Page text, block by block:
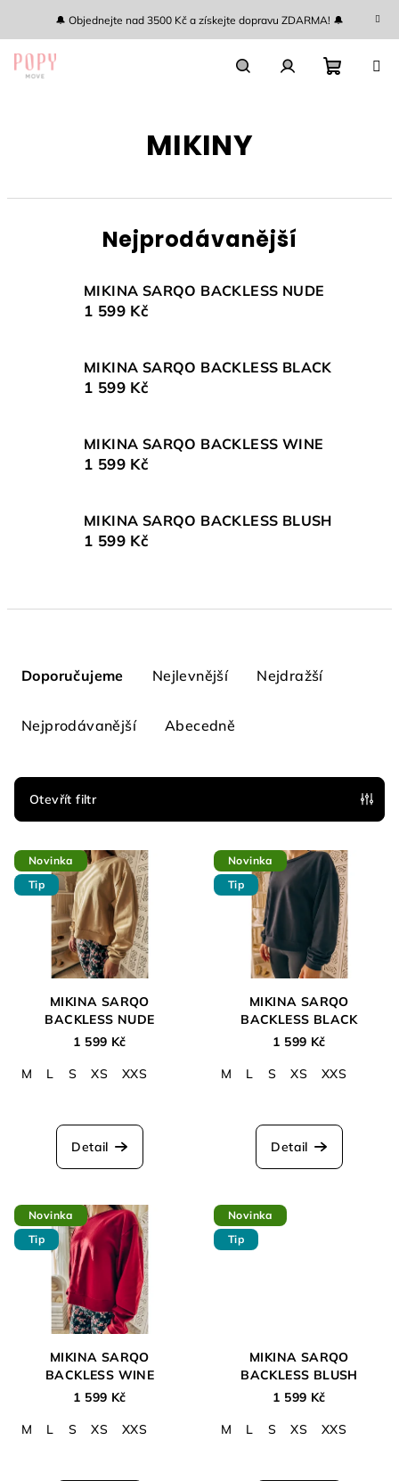
obsah
🔔 Objednejte nad 3500 Kč a získejte dopravu ZDARMA! 🔔
MIKINY
Nejprodávanější
MIKINA SARQO BACKLESS NUDE
1 599 Kč
MIKINA SARQO BACKLESS BLACK
1 599 Kč
MIKINA SARQO BACKLESS WINE
1 599 Kč
MIKINA SARQO BACKLESS BLUSH
1 599 Kč
r
o
d
u
Doporučujeme Nejlevnější Nejdražší
Nejprodávanější Abecedně
Otevřít filtr
V
ý
p
Novinka
Tip
MIKINA SARQO
BACKLESS NUDE
1 599 Kč
M
L S XS XXS
Detail
Novinka
Tip
MIKINA SARQO
BACKLESS BLACK
1 599 Kč
M
L S XS XXS
Detail
Novinka
Tip
MIKINA SARQO
BACKLESS WINE
1 599 Kč
M
L S XS XXS
Novinka
Tip
MIKINA SARQO
BACKLESS BLUSH
1 599 Kč
M
L S XS XXS